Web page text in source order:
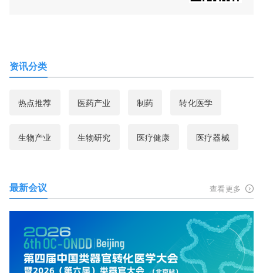
资讯分类
热点推荐 医药产业 制药 转化医学
生物产业 生物研究 医疗健康 医疗器械
最新会议 查看更多